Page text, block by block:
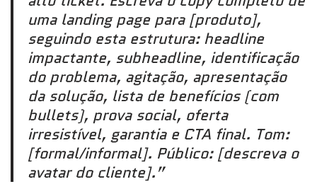
uma landing page para [produto],
seguindo esta estrutura: headline
impactante, subheadline, identificação
do problema, agitação, apresentação
da solução, lista de benefícios (com
bullets), prova social, oferta
irresistível, garantia e CTA final. Tom:
[formal/informal]. Público: [descreva o
avatar do cliente].”